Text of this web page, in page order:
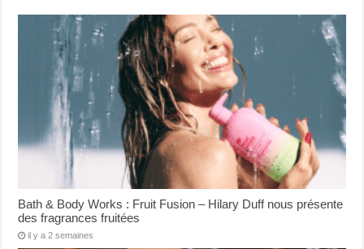
Bath & Body Works : Fruit Fusion – Hilary Duff nous présente
des fragrances fruitées
il y a 2 semaines